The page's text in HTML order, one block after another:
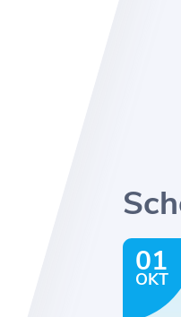
01
OKT